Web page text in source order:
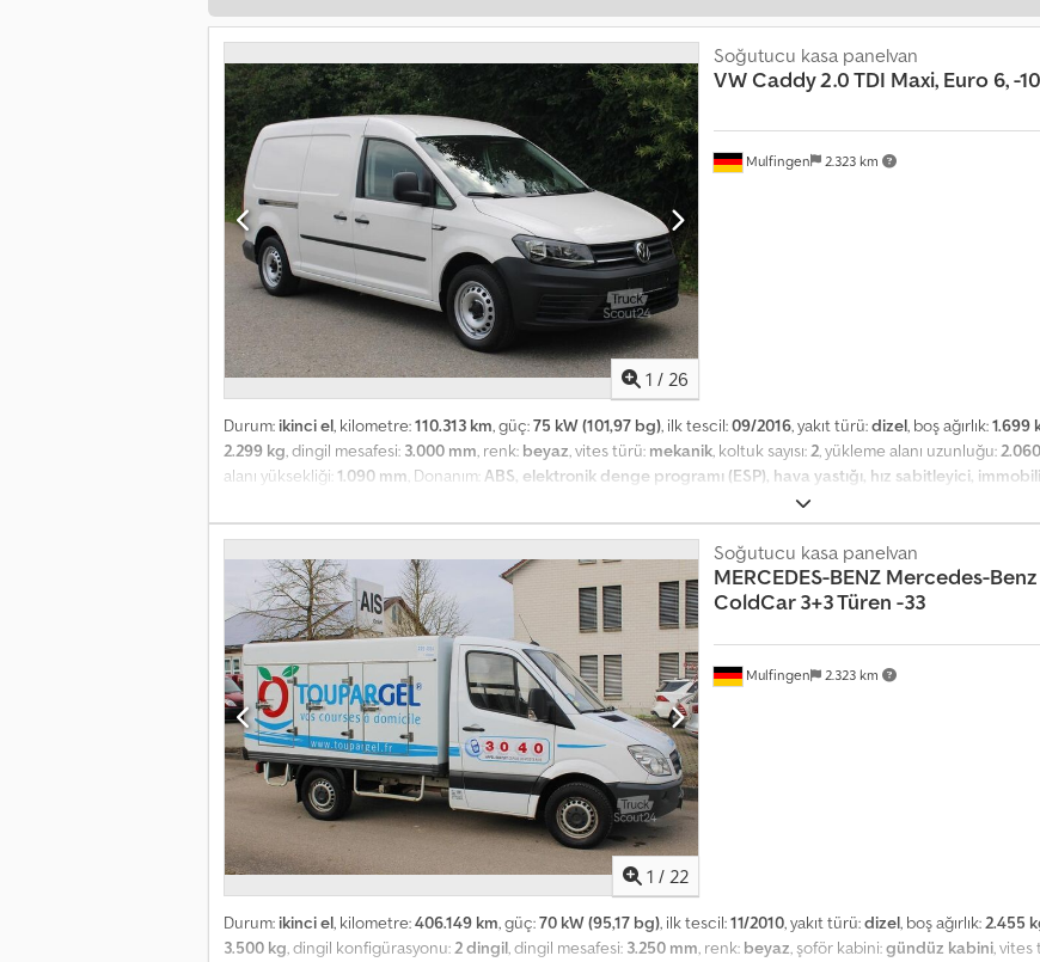
1 / 26
Mulfingen 2.323 km
Soğutucu kasa panelvan
VWCaddy 2.0 TDI Maxi, Euro 6, -
Durum: ikinci el, kilometre:110.313 km, güç:75 kW (101,97 bg), ilk tescil:09/2016, yakıt türü:dizel, boş ağırlık:1.699
2.299 kg, dingil mesafesi: 3.000 mm, renk: beyaz, vites türü: mekanik, koltuk sayısı:2, yükleme alanı uzunluğu:
alanı yüksekliği:1.090 mm, Donanım: ABS, elektronik denge programı (ESP), hava yastığı, hız sabitleyici,
Euro 6 Motor/Güç: 1.968 cm³, turboşarjlı Şanzıman: 5 vitesli Fren/Sigorta: ASR Donanım: Maxi, sağ sürgülü kapı İç
camlar, elektrikli camlar, elektrikli dış aynalar, dış sıcaklık göstergesi Soğutmalı kasa: Derin dondurucu Soğutma
kadar soğutma Diğer ekipmanlar: Hidrolik direksiyon ID: 118031 Motor ve 220V elektrikli tahrik (gündüz ve gece
Sağ sürgülü kapı Sürücü hava yastığı Elektrikli dış aynalar Isıtmalı dış aynalar Sigara paketi (sigara içilmemiş)
mesafesi 3.000 mm Euro 6 Blaupunkt radyo Stoklarımızda sürekli olarak geniş bir ikinci el soğutucu ve derin
için tekliflerimizi inceleyebilirsiniz Bağlayıcı olmayan teklif, satış sadece ticari müşterilere yöneliktir, değişiklik ve ara
1 / 22
Mulfingen 2.323 km
Soğutucu kasa panelvan
MERCEDES-BENZ Mercedes-
ColdCar 3+3 Türen -33
Durum: ikinci el, kilometre:406.149 km, güç:70 kW (95,17 bg), ilk tescil:11/2010, yakıt türü:dizel, boş ağırlık:2.455
3.500 kg, dingil konfigürasyonu:2 dingil, dingil mesafesi: 3.250 mm, renk: beyaz, şoför kabini:gündüz kabini, vites